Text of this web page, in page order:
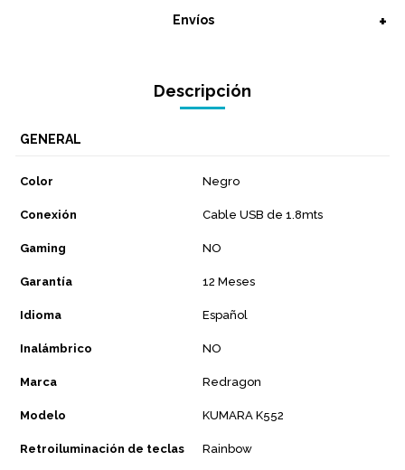
Envíos
Descripción
GENERAL
Color Negro
Conexión Cable USB de 1.8mts
Gaming NO
Garantía 12 Meses
Idioma Español
Inalámbrico NO
Marca Redragon
Modelo KUMARA K552
Retroiluminación de teclas Rainbow